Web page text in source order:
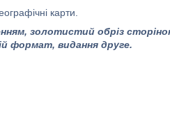
карти.
золотистий обріз
формат, видання друге.